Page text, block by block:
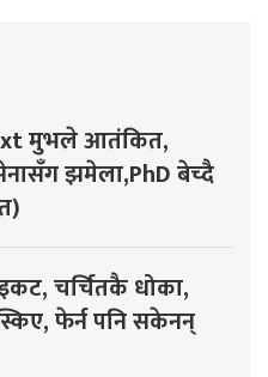
मुभले आतंकित,
झमेला,PhD बेच्दै
चर्चितकै धोका,
फेर्न पनि सकेनन्